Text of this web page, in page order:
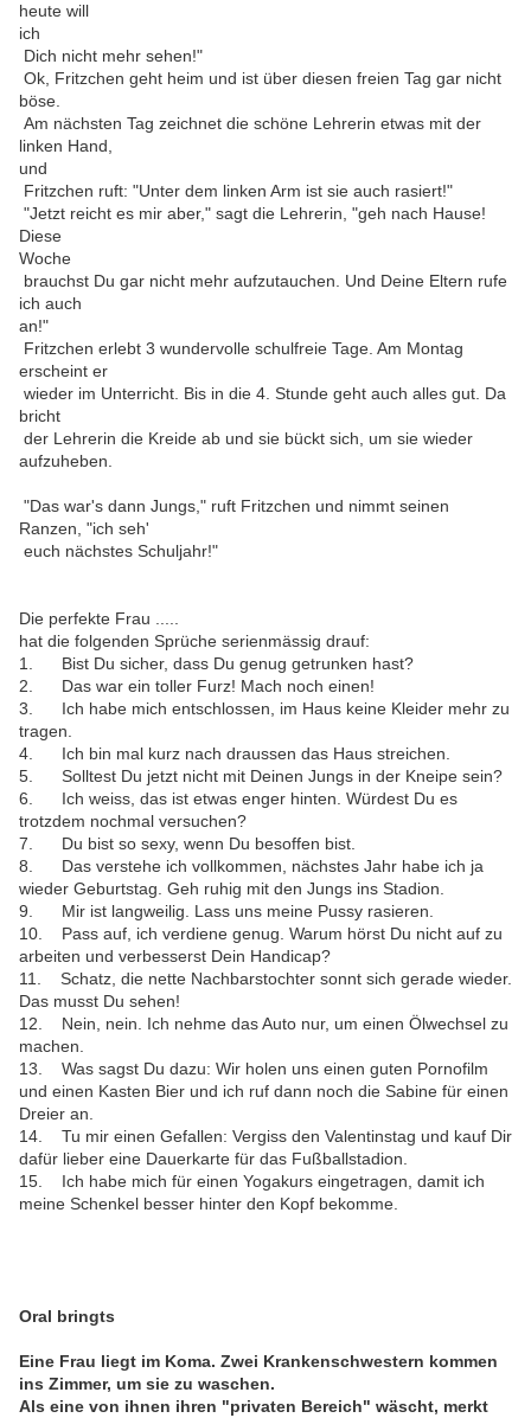
heute will
ich
Dich nicht mehr sehen!"
Ok, Fritzchen geht heim und ist über diesen freien Tag gar nicht
böse.
Am nächsten Tag zeichnet die schöne Lehrerin etwas mit der
linken Hand,
und
Fritzchen ruft: "Unter dem linken Arm ist sie auch rasiert!"
"Jetzt reicht es mir aber," sagt die Lehrerin, "geh nach Hause!
Diese
Woche
brauchst Du gar nicht mehr aufzutauchen. Und Deine Eltern rufe
ich auch
an!"
Fritzchen erlebt 3 wundervolle schulfreie Tage. Am Montag
erscheint er
wieder im Unterricht. Bis in die 4. Stunde geht auch alles gut. Da
bricht
der Lehrerin die Kreide ab und sie bückt sich, um sie wieder
aufzuheben.
"Das war's dann Jungs," ruft Fritzchen und nimmt seinen
Ranzen, "ich seh'
euch nächstes Schuljahr!"
Die perfekte Frau .....
hat die folgenden Sprüche serienmässig drauf:
1. Bist Du sicher, dass Du genug getrunken hast?
2. Das war ein toller Furz! Mach noch einen!
3. Ich habe mich entschlossen, im Haus keine Kleider mehr zu
tragen.
4. Ich bin mal kurz nach draussen das Haus streichen.
5. Solltest Du jetzt nicht mit Deinen Jungs in der Kneipe sein?
6. Ich weiss, das ist etwas enger hinten. Würdest Du es
trotzdem nochmal versuchen?
7. Du bist so sexy, wenn Du besoffen bist.
8. Das verstehe ich vollkommen, nächstes Jahr habe ich ja
wieder Geburtstag. Geh ruhig mit den Jungs ins Stadion.
9. Mir ist langweilig. Lass uns meine Pussy rasieren.
10. Pass auf, ich verdiene genug. Warum hörst Du nicht auf zu
arbeiten und verbesserst Dein Handicap?
11. Schatz, die nette Nachbarstochter sonnt sich gerade wieder.
Das musst Du sehen!
12. Nein, nein. Ich nehme das Auto nur, um einen Ölwechsel zu
machen.
13. Was sagst Du dazu: Wir holen uns einen guten Pornofilm
und einen Kasten Bier und ich ruf dann noch die Sabine für einen
Dreier an.
14. Tu mir einen Gefallen: Vergiss den Valentinstag und kauf Dir
dafür lieber eine Dauerkarte für das Fußballstadion.
15. Ich habe mich für einen Yogakurs eingetragen, damit ich
meine Schenkel besser hinter den Kopf bekomme.
Oral bringts
Eine Frau liegt im Koma. Zwei Krankenschwestern kommen
ins Zimmer, um sie zu waschen.
Als eine von ihnen ihren "privaten Bereich" wäscht, merkt